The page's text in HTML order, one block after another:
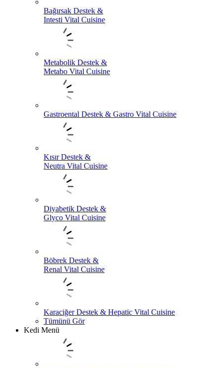
Bağırsak Destek &
Intesti Vital Cuisine
Metabolik Destek &
Metabo Vital Cuisine
Gastroental Destek & Gastro Vital Cuisine
Kısır Destek &
Neutra Vital Cuisine
Diyabetik Destek &
Glyco Vital Cuisine
Böbrek Destek &
Renal Vital Cuisine
Karaciğer Destek & Hepatic Vital Cuisine
Tümünü Gör
Kedi Menü